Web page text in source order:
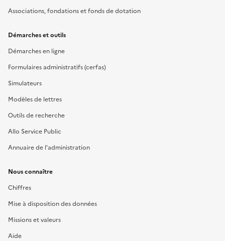
Associations, fondations et fonds de dotation
Démarches et outils
Démarches en ligne
Formulaires administratifs (cerfas)
Simulateurs
Modèles de lettres
Outils de recherche
Allo Service Public
Annuaire de l'administration
Nous connaître
Chiffres
Mise à disposition des données
Missions et valeurs
Aide